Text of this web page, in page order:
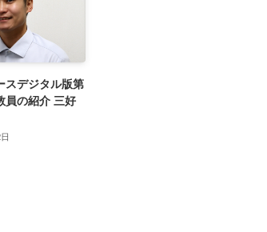
スデジタル版第
員の紹介 三好